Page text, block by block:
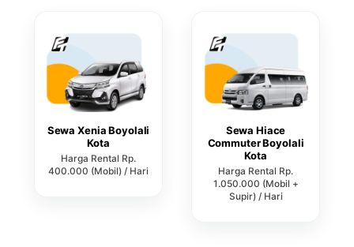
Sewa Xenia Boyolali
Kota
Harga Rental Rp.
400.000 (Mobil) / Hari
Sewa Hiace
Commuter Boyolali
Kota
Harga Rental Rp.
1.050.000 (Mobil +
Supir) / Hari